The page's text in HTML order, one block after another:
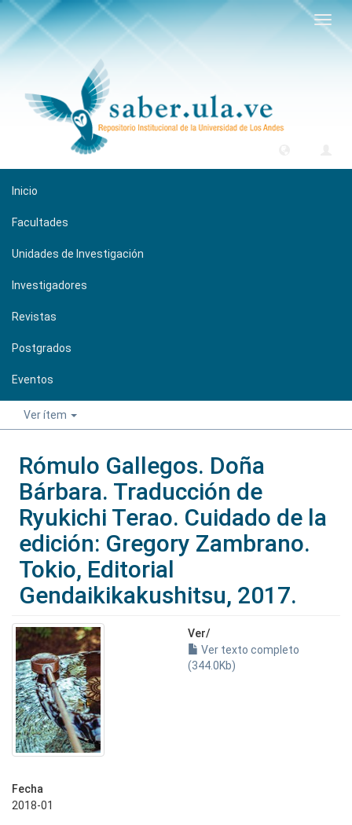
Inicio
Facultades
Unidades de Investigación
Investigadores
Revistas
Postgrados
Eventos
Ver ítem
Rómulo Gallegos. Doña
Bárbara. Traducción de
Ryukichi Terao. Cuidado de la
edición: Gregory Zambrano.
Tokio, Editorial
Gendaikikakushitsu, 2017.
Ver/
Ver texto completo
(344.0Kb)
Fecha
2018-01